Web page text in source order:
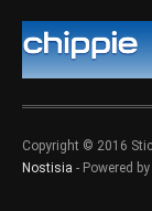
Copyright © 2016
Nostisia - Powered